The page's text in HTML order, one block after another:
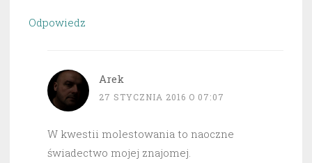
Odpowiedz
Arek
27 STYCZNIA 2016 O 07:07
W kwestii molestowania to naoczne
świadectwo mojej znajomej.